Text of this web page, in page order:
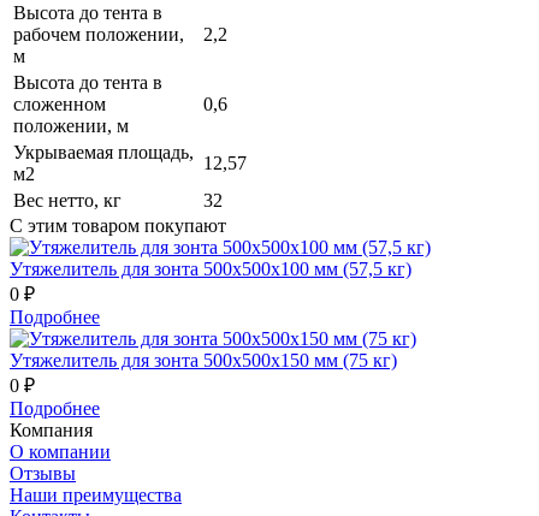
Высота до тента в
рабочем положении,
м
2,2
Высота до тента в
сложенном
положении, м
0,6
Укрываемая площадь,
м2
12,57
Вес нетто, кг
32
С этим товаром покупают
Утяжелитель для зонта 500х500х100 мм (57,5 кг)
0 ₽
Подробнее
Утяжелитель для зонта 500х500х150 мм (75 кг)
0 ₽
Подробнее
Компания
О компании
Отзывы
Наши преимущества